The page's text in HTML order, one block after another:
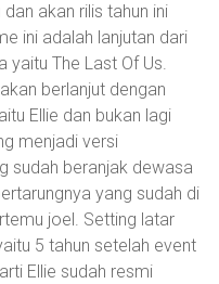
akan rilis tahun ini
ini adalah lanjutan dari
yaitu The Last Of Us.
berlanjut dengan
Ellie dan bukan lagi
menjadi versi
sudah beranjak dewasa
yang sudah di
joel. Setting latar
5 tahun setelah event
Ellie sudah resmi